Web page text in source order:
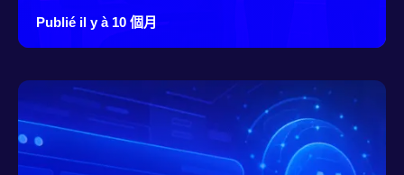
Publié il y à 10 個月